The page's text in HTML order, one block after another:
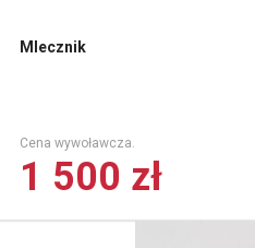
Mlecznik
Cena wywoławcza.
1 500 zł